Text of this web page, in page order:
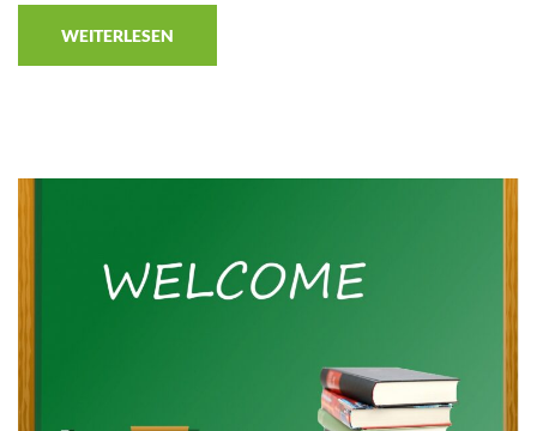
WEITERLESEN